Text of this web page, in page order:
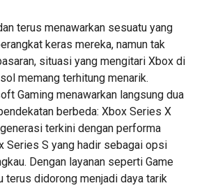
terus menawarkan sesuatu yang
keras mereka, namun tak
situasi yang mengitari Xbox di
memang terhitung menarik.
Gaming menawarkan langsung dua
berbeda: Xbox Series X
terkini dengan performa
Series S yang hadir sebagai opsi
Dengan layanan seperti Game
terus didorong menjadi daya tarik